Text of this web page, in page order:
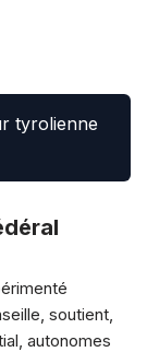
tyrolienne
soutient,
autonomes